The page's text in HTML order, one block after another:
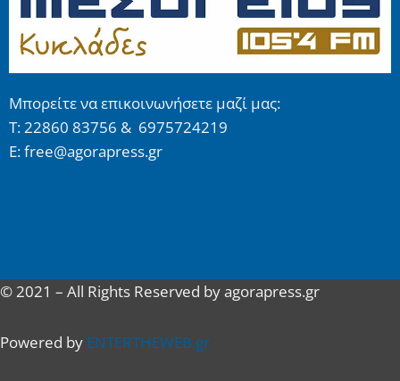
Μπορείτε να επικοινωνήσετε μαζί μας:
Τ: 22860 83756 & 6975724219
E: free@agorapress.gr
© 2021 – All Rights Reserved by agorapress.gr
Powered by ENTERTHEWEB.gr